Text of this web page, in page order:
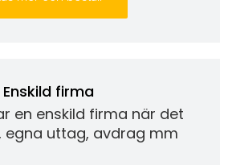
Enskild firma
en enskild firma när det
egna uttag, avdrag mm